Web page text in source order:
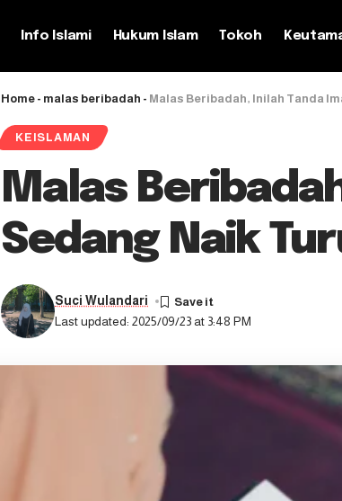
Info Islami Hukum Islam Tokoh
Home - malas beribadah - Malas Beribadah, Inilah Tanda
KEISLAMAN
Malas
Sedang Naik
Last updated: 2025/09/23 at 3:48 PM
Suci Wulandari